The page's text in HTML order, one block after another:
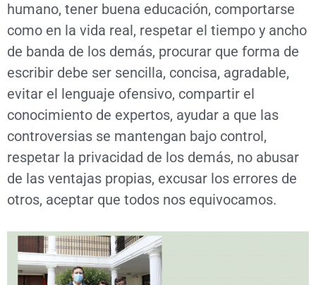
humano, tener buena educación, comportarse
como en la vida real, respetar el tiempo y ancho
de banda de los demás, procurar que forma de
escribir debe ser sencilla, concisa, agradable,
evitar el lenguaje ofensivo, compartir el
conocimiento de expertos, ayudar a que las
controversias se mantengan bajo control,
respetar la privacidad de los demás, no abusar
de las ventajas propias, excusar los errores de
otros, aceptar que todos nos equivocamos.